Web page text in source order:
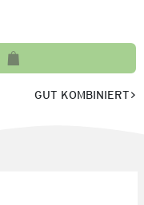
GUT KOMBINIERT